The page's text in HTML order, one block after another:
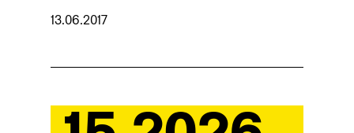
13.06.2017